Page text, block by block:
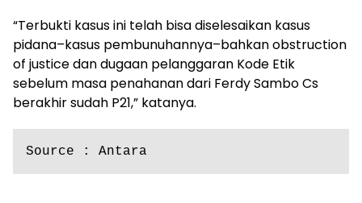
“Terbukti kasus ini telah bisa diselesaikan kasus
pidana–kasus pembunuhannya–bahkan obstruction
of justice dan dugaan pelanggaran Kode Etik
sebelum masa penahanan dari Ferdy Sambo Cs
berakhir sudah P21,” katanya.
Source : Antara